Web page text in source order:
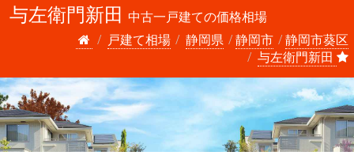
与左衛門新田 中古一戸建ての価格相場
戸建て相場
静岡県 静岡市
静岡市葵区
与左衛門新田